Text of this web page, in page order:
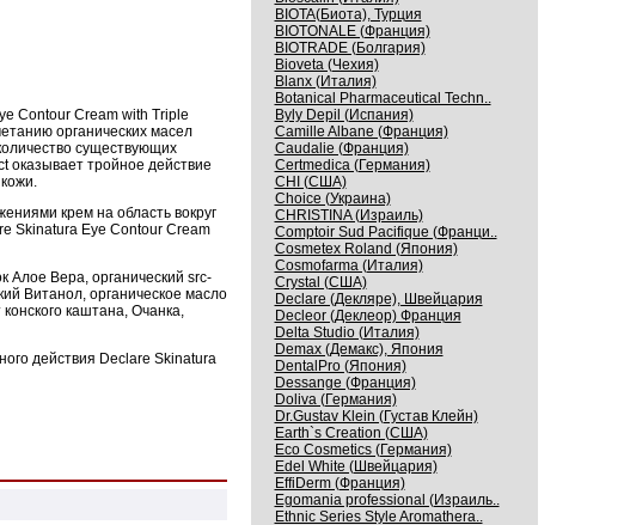
Contour Cream with Triple
органических масел
существующих
оказывает тройное действие
крем на область вокруг
Skinatura Eye Contour Cream
Алое Вера, органический src-
Витанол, органическое масло
каштана, Очанка,
действия Declare Skinatura
BIOTA(Биота), Турция
BIOTONALE (Франция)
BIOTRADE (Болгария)
Bioveta (Чехия)
Blanx (Италия)
Botanical Pharmaceutical Techn..
Byly Depil (Испания)
Camille Albane (Франция)
Caudalie (Франция)
Certmedica (Германия)
CHI (США)
Choice (Украина)
CHRISTINA (Израиль)
Comptoir Sud Pacifique (Франци..
Cosmetex Roland (Япония)
Cosmofarma (Италия)
Crystal (США)
Declare (Декляре), Швейцария
Decleor (Деклеор) Франция
Delta Studio (Италия)
Demax (Демакс), Япония
DentalPro (Япония)
Dessange (Франция)
Doliva (Германия)
Dr.Gustav Klein (Густав Клейн)
Earth`s Creation (США)
Eco Cosmetics (Германия)
Edel White (Швейцария)
EffiDerm (Франция)
Egomania professional (Израиль..
Ethnic Series Style Aromathera..